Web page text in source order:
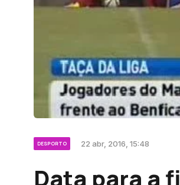
DESPORTO 22 abr, 2016, 15:48
Data para a